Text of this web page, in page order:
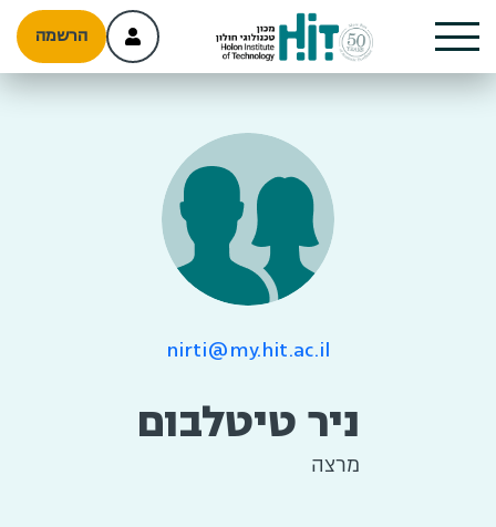
הרשמה
nirti@my.hit.ac.il
ניר טיטלבום
מרצה